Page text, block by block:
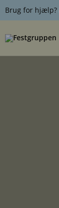
Brug for hjælp?